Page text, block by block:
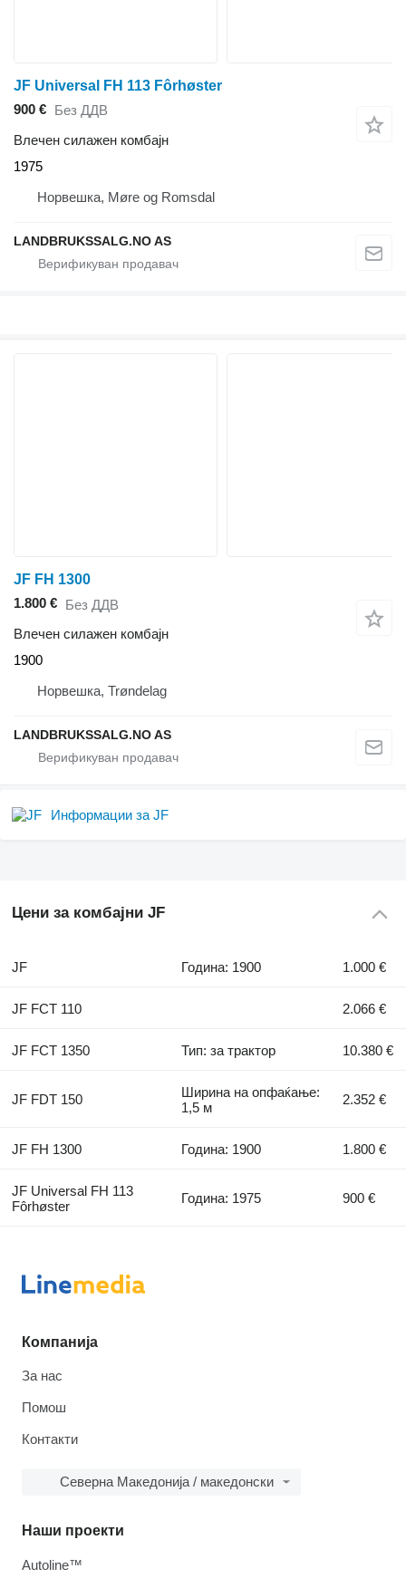
JF Universal FH 113 Fôrhøster
900 € Без ДДВ
Влечен силажен комбајн
1975
Норвешка, Møre og Romsdal
LANDBRUKSSALG.NO AS
JF FH 1300
1.800 € Без ДДВ
Влечен силажен комбајн
1900
Норвешка, Trøndelag
LANDBRUKSSALG.NO AS
Информации за JF
Цени за комбајни JF
JF Година: 1900 1.000 €
JF FCT 110 2.066 €
JF FCT 1350 Тип: за трактор 10.380 €
JF FDT 150
Ширина на опфаќање:
1,5 м
2.352 €
JF FH 1300 Година: 1900 1.800 €
JF Universal FH 113
Fôrhøster
Година: 1975 900 €
Компанија
За нас
Помош
Контакти
Северна Македонија / македонски
Наши проекти
Autoline™